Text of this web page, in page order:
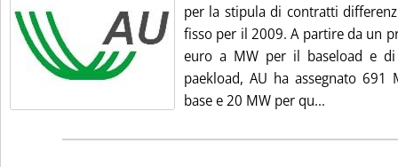
per la stipula di contratti
fisso per il 2009. A partire da un
euro a MW per il baseload e
paekload, AU ha assegnato
base e 20 MW per qu...